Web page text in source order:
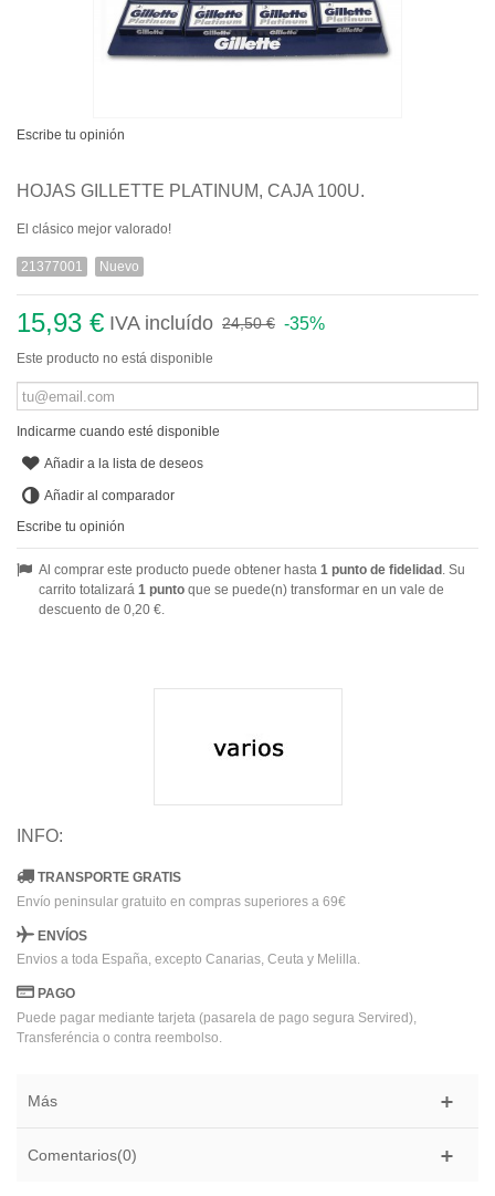
Escribe tu opinión
HOJAS GILLETTE PLATINUM, CAJA 100U.
El clásico mejor valorado!
21377001 Nuevo
15,93 € IVA incluído 24,50 € -35%
Este producto no está disponible
Indicarme cuando esté disponible
Añadir a la lista de deseos
Añadir al comparador
Escribe tu opinión
Al comprar este producto puede obtener hasta 1 punto de fidelidad . Su
carrito totalizará 1 punto que se puede(n) transformar en un vale de
descuento de 0,20 €.
INFO:
TRANSPORTE GRATIS
Envío peninsular gratuito en compras superiores a 69€
ENVÍOS
Envios a toda España, excepto Canarias, Ceuta y Melilla.
PAGO
Puede pagar mediante tarjeta (pasarela de pago segura Servired),
Transferéncia o contra reembolso.
Más
Comentarios(0)